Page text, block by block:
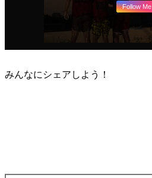
Follow Me
みんなにシェアしよう！